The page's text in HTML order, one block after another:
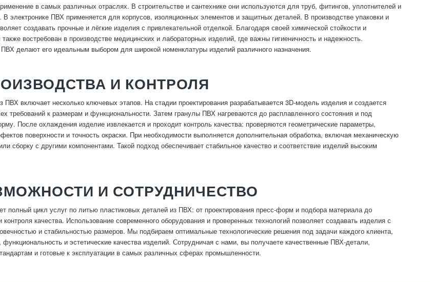
в самых различных отраслях. В строительстве и сантехнике они используются для труб, фитингов, уплотнителей и
В электронике ПВХ применяется для корпусов, изоляционных элементов и защитных деталей. В производстве упаковки и
создавать прочные и лёгкие изделия с привлекательной отделкой. Благодаря своей химической стойкости и
востребован в производстве медицинских и лабораторных изделий, где важны гигиеничность и надежность.
делают его идеальным выбором для широкой номенклатуры изделий различного назначения.
И КОНТРОЛЯ
ПВХ включает несколько ключевых этапов. На стадии проектирования разрабатывается 3D-модель изделия и создается
требований к размерам и функциональности. Затем гранулы ПВХ нагреваются до расплавленного состояния и под
После охлаждения изделие извлекается и проходит контроль качества: проверяются геометрические параметры,
поверхности и точность окраски. При необходимости выполняется дополнительная обработка, включая механическую
сборку с другими компонентами. Такой подход обеспечивает стабильное качество и соответствие изделий высоким
И СОТРУДНИЧЕСТВО
полный цикл услуг по литью пластиковых деталей из ПВХ: от проектирования пресс-форм и подбора материала до
контроля качества. Использование современного оборудования и проверенных технологий позволяет создавать изделия с
и стабильностью размеров. Мы подбираем оптимальные технологические решения под задачи каждого клиента,
и эстетические качества изделий. Сотрудничая с нами, вы получаете качественные ПВХ-детали,
и готовые к эксплуатации в самых различных сферах промышленности.